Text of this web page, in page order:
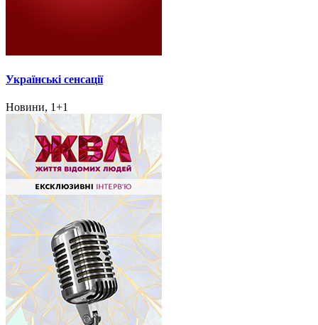
Українські сенсації
Новини, 1+1